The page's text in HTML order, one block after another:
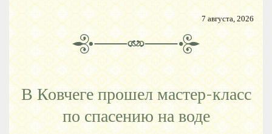
7 августа, 2026
В Ковчеге прошел мастер-класс
по спасению на воде